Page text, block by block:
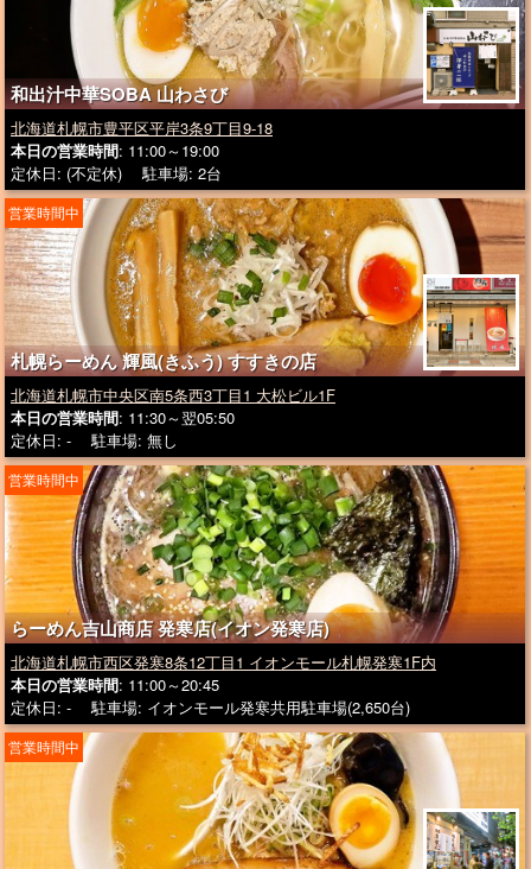
和出汁中華SOBA 山わさび
北海道札幌市豊平区平岸3条9丁目9-18
本日の営業時間: 11:00～19:00
定休日: (不定休) 駐車場: 2台
札幌らーめん 輝風(きふう) すすきの店
営業時間中
北海道札幌市中央区南5条西3丁目1 大松ビル1F
本日の営業時間: 11:30～翌05:50
定休日: - 駐車場: 無し
らーめん吉山商店 発寒店(イオン発寒店)
営業時間中
北海道札幌市西区発寒8条12丁目1 イオンモール札幌発寒1F内
本日の営業時間: 11:00～20:45
定休日: - 駐車場: イオンモール発寒共用駐車場(2,650台)
営業時間中